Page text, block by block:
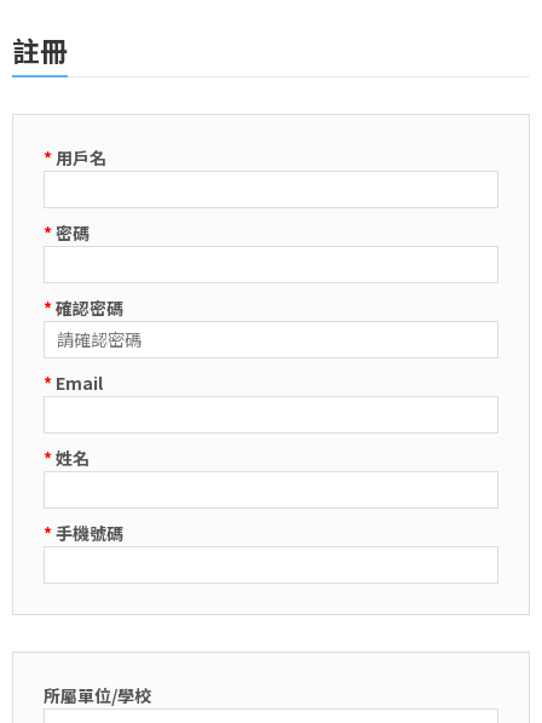
註冊
* 用戶名
*密碼
*確認密碼
* Email
*姓名
*手機號碼
所屬單位/學校